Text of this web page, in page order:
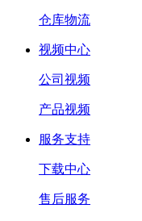
仓库物流
视频中心
公司视频
产品视频
服务支持
下载中心
售后服务